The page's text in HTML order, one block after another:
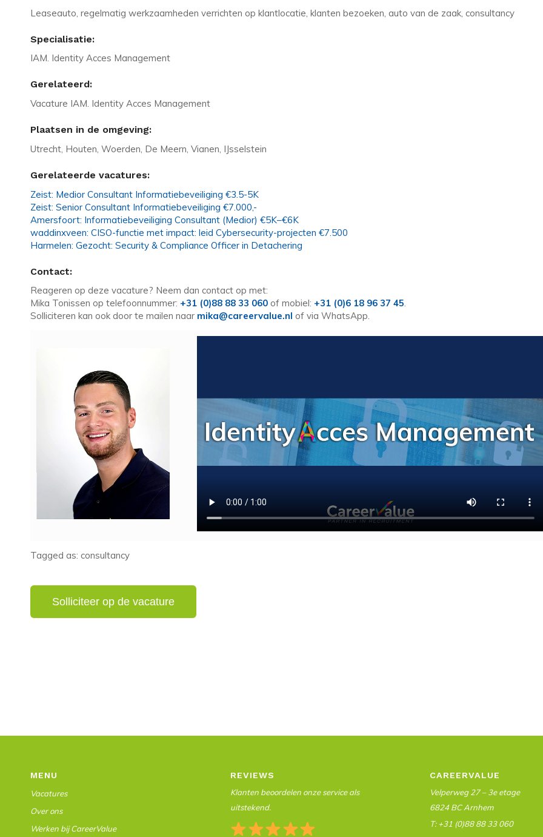
Leaseauto, regelmatig werkzaamheden verrichten op klantlocatie, klanten bezoeken, auto van de zaak, consultancy
Specialisatie:
IAM. Identity Acces Management
Gerelateerd:
Vacature IAM. Identity Acces Management
Plaatsen in de omgeving:
Utrecht, Houten, Woerden, De Meern, Vianen, IJsselstein
Gerelateerde vacatures:
Zeist: Medior Consultant Informatiebeveiliging €3.5-5K
Zeist: Senior Consultant Informatiebeveiliging €7.000,-
Amersfoort: Informatiebeveiliging Consultant (Medior) €5K–€6K
waddinxveen: CISO-functie met impact: leid Cybersecurity-projecten €7.500
Harmelen: Gezocht: Security & Compliance Officer in Detachering
Contact:
Reageren op deze vacature? Neem dan contact op met:
Mika Tonissen op telefoonnummer: +31 (0)88 88 33 060 of mobiel: +31 (0)6 18 96 37 45.
Solliciteren kan ook door te mailen naar mika@careervalue.nl of via WhatsApp.
Tagged as: consultancy
MENU
Vacatures
Over ons
Werken bij CareerValue
REVIEWS
Klanten beoordelen onze service als
uitstekend.
CAREERVALUE
Velperweg 27 – 3e etage
6824 BC Arnhem
T: +31 (0)88 88 33 060